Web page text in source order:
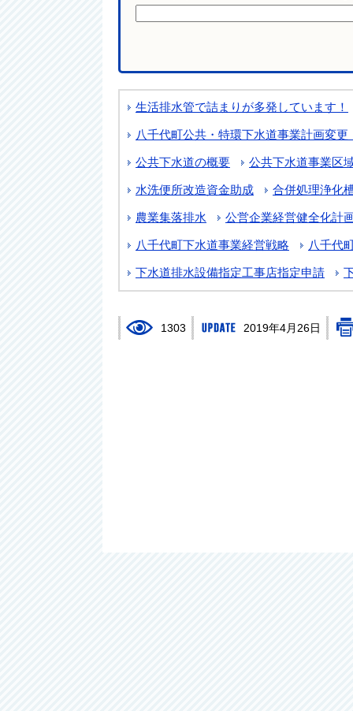
生活排水管で詰まりが多発しています！
八千代町公共・特環下水道事業計画変更
公共下水道の概要 公共下水道事業区
水洗便所改造資金助成 合併処理浄化
農業集落排水 公営企業経営健全化計
八千代町下水道事業経営戦略 八千代
下水道排水設備指定工事店指定申請
1303 2019年4月26日